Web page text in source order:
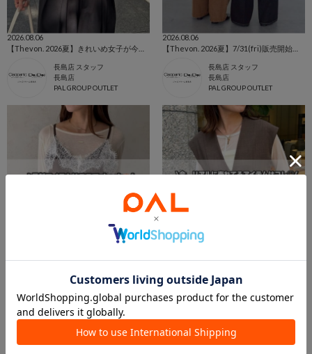
2026.08.06
長島店 スタッフ
長島店
PAL GROUP OUTLET
2026.08.06
【Thevon. 2026夏】7/31(fri)販売開始🔔YUNAデニム新色&新サイズ登場🌷
長島店 スタッフ
長島店
PAL GROUP OUTLET
2026.08.08
PAL GROUP OUTLET
2026.08.08
長島店
PAL GROUP OUTLET